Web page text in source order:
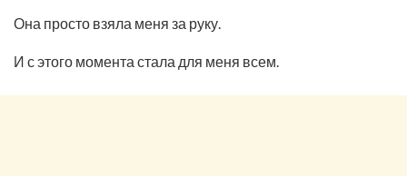
Она просто взяла меня за руку.
И с этого момента стала для меня всем.